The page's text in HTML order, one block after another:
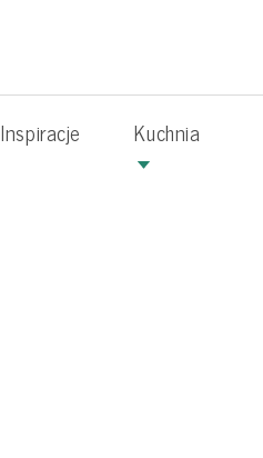
Inspiracje Kuchnia